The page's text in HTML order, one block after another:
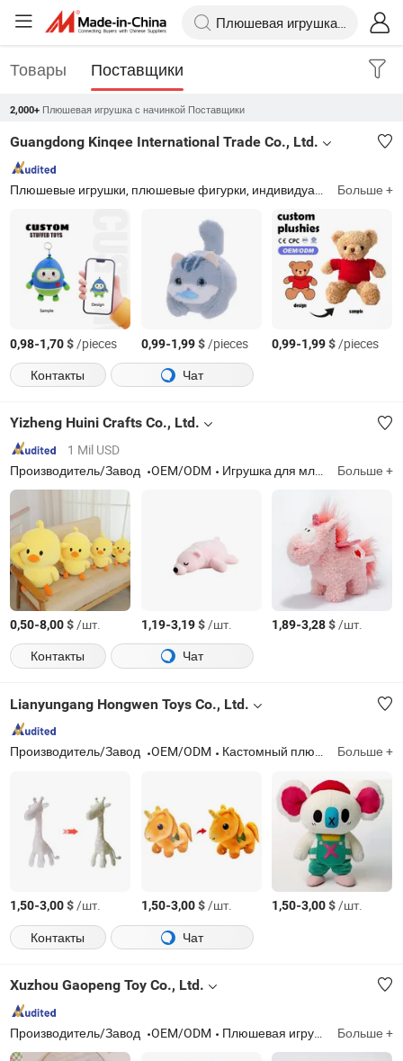
Товары Поставщики
2,000+ Плюшевая игрушка с начинкой Поставщики
Guangdong Kinqee International Trade Co., Ltd.
Плюшевые игрушки, плюшевые фигурки, индивидуальная плюшевая игрушка, индивидуальная плюшевая фигурка, плюшевые фигурные игрушки, мягкие игрушки, плюшевые брелоки, плюшевые игрушки на заказ, плюшевый, мягкие игрушки Больше +
0,98-1,70$/pieces 0,99-1,99$/pieces 0,99-1,99$/pieces
Контакты
Чат
Yizheng Huini Crafts Co., Ltd.
1 Mil USD
Производитель/Завод
OEM/ODM Игрушка для младенцев, плюшевый мишка, мягкая игрушка Больше +
0,50-8,00$/шт. 1,19-3,19$/шт. 1,89-3,28$/шт.
Контакты
Чат
Lianyungang Hongwen Toys Co., Ltd.
Производитель/Завод OEM/ODM Кастомный плюшевый рюкзак, мягкая игрушка, кастомная плюшевая подушка, кастомная плюшевая кукла, кастомная плюшевая игрушка, кастомная сумка, плюшевая подушка, плюшевое животное, мягкие игрушки, плюшевые игрушки животных Больше +
1,50-3,00$/шт. 1,50-3,00$/шт. 1,50-3,00$/шт.
Контакты
Чат
Xuzhou Gaopeng Toy Co., Ltd.
Производитель/Завод OEM/ODM Плюшевая игрушка, плюшевые мягкие животные, плюшевые тапочки Больше +